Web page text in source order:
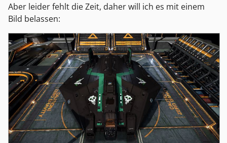
Aber leider fehlt die Zeit, daher will ich es mit einem
Bild belassen: